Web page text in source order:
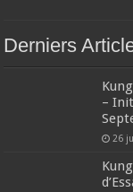
Derniers
–
26